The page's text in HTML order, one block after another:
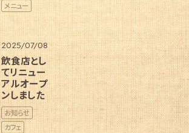
メニュー
2025/07/08
飲食店とし
てリニュー
アルオープ
ンしました
お知らせ
カフェ